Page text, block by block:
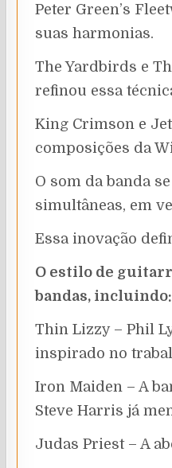
Peter Green’s
suas harmonias.
The Yardbirds e
refinou essa
King Crimson e
composições da
O som da banda
simultâneas, em
Essa inovação
O estilo de
bandas, incluindo:
Thin Lizzy – Phil
inspirado no
Iron Maiden – A
Steve Harris já
Judas Priest – A